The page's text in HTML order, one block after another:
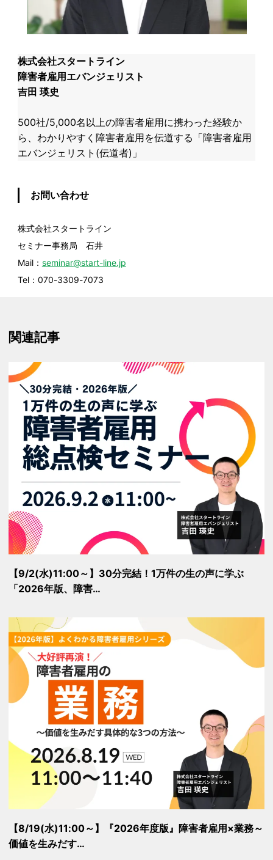
株式会社スタートライン
障害者雇用エバンジェリスト ​
吉田 瑛史
​500社/5,000名以上の障害者雇用に携わった経験か
ら、わかりやすく障害者雇用を伝道する「障害者雇用
エバンジェリスト(伝道者)」
お問い合わせ
株式会社スタートライン
セミナー事務局 石井
Mail： seminar@start-line.jp
Tel：070-3309-7073
関連記事
【9/2(水)11:00～】30分完結！1万件の生の声に学ぶ
「2026年版、障害…
【8/19(水)11:00～】『2026年度版』障害者雇用×業務～
価値を生みだす…